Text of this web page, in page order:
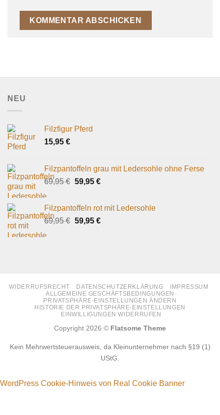
NEU
Filzfigur Pferd
15,95 €
Filzpantoffeln grau mit Ledersohle ohne Ferse
69,95€ Ursprünglicher
69,95 €
59,95 €Aktueller
59,95 €.
Filzpantoffeln rot mit Ledersohle
69,95€ Ursprünglicher
59,95 €Aktueller
WIDERRUFSRECHT DATENSCHUTZERKLÄRUNG
IMPRESSUM
ALLGEMEINE GESCHÄFTSBEDINGUNGEN
PRIVATSPHÄRE-EINSTELLUNGEN ÄNDERN
HISTORIE DER PRIVATSPHÄRE-EINSTELLUNGEN
EINWILLIGUNGEN WIDERRUFEN
Copyright 2026 © Flatsome Theme
Kein Mehrwertsteuerausweis, da Kleinunternehmer nach §19 (1)
UStG.
WordPress Cookie-Hinweis von Real Cookie Banner